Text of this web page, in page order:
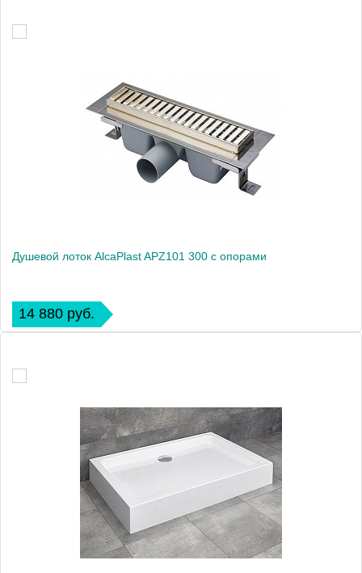
Душевой лоток AlcaPlast APZ101 300 с опорами
14 880 руб.